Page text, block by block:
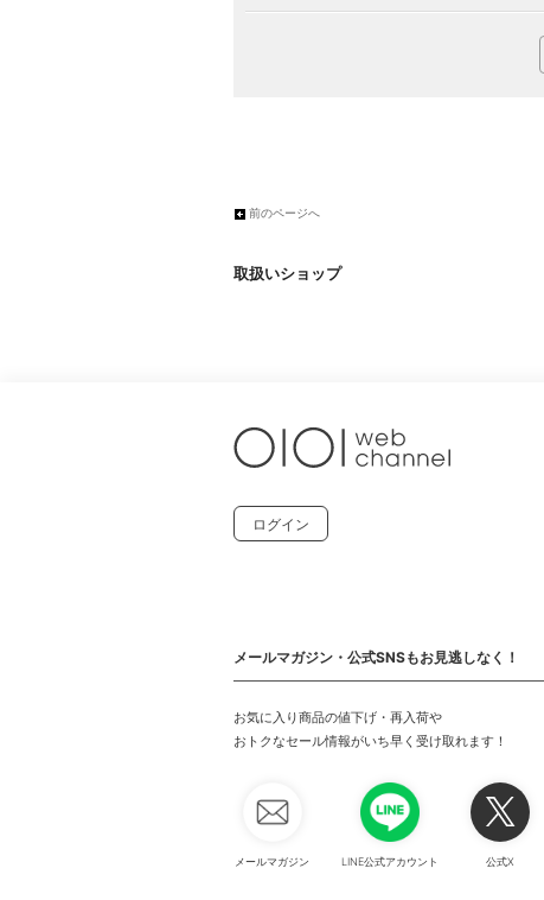
前のページへ
取扱いショップ
ログイン
メールマガジン・公式SNSもお見逃しなく！
お気に入り商品の値下げ・再入荷や
おトクなセール情報がいち早く受け取れます！
メールマガジン LINE公式アカウント 公式X